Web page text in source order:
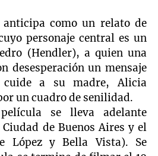
como un relato de
personaje central es un
(Hendler), a quien una
desesperación un mensaje
a su madre, Alicia
un cuadro de senilidad.
se lleva adelante
de Buenos Aires y el
López y Bella Vista). Se